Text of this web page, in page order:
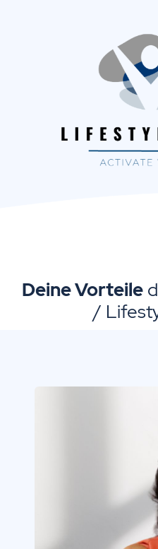
Deine Vorteile
/